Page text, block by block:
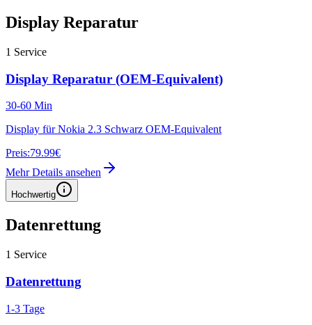
Display Reparatur
1 Service
Display Reparatur (OEM-Equivalent)
30-60 Min
Display für Nokia 2.3 Schwarz OEM-Equivalent
Preis:79.99€
Mehr Details ansehen
Hochwertig
Datenrettung
1 Service
Datenrettung
1-3 Tage